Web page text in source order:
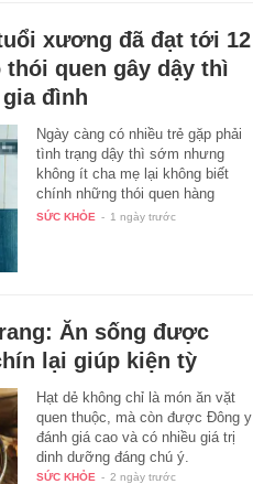
xương đã đạt tới 12
quen gây dậy thì
đình
Ngày càng có nhiều trẻ gặp phải
tình trạng dậy thì sớm nhưng
không ít cha mẹ lại không biết
chính những thói quen hàng
ngày…
SỨC KHỎE - 1 ngày trước
Ăn sống được
lại giúp kiện tỳ
Hạt dẻ không chỉ là món ăn vặt
quen thuộc, mà còn được Đông y
đánh giá cao và có nhiều giá trị
dinh dưỡng đáng chú ý.
SỨC KHỎE - 2 ngày trước